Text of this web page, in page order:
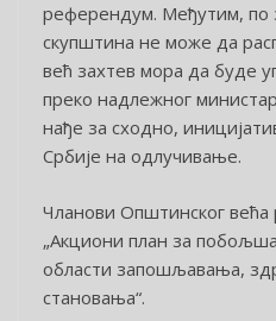
референдум. Међутим, по
скупштина не може да
већ захтев мора да буде
преко надлежног
нађе за сходно,
Србије на одлучивање.
Чланови Општинског већа
„Акциони план за
области запошљавања,
становања“.